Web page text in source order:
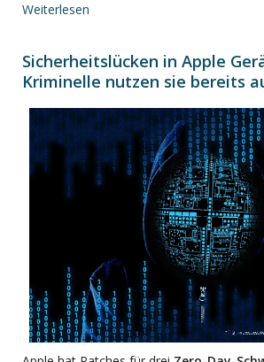
Weiterlesen
Sicherheitslücken in Apple
Kriminelle nutzen sie bereits